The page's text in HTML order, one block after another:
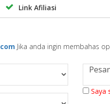
Link Afiliasi
Jika anda ingin membahas
Saya